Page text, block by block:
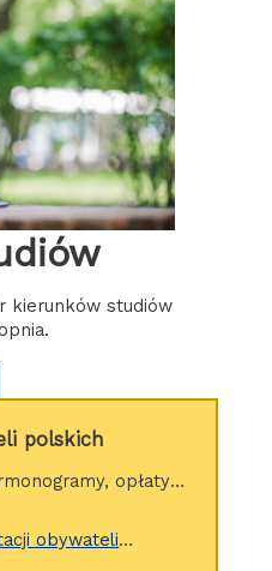
kierunków studiów
polskich
opłaty,
obywateli